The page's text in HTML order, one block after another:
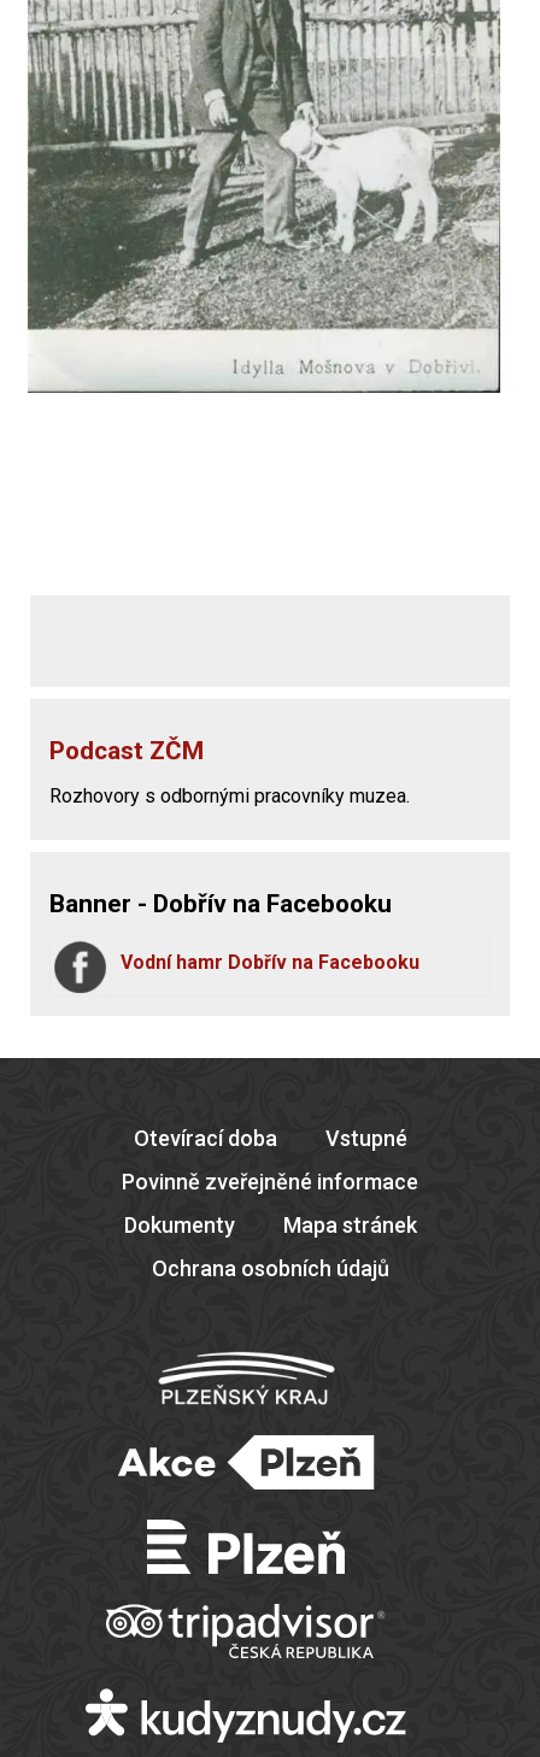
Podcast ZČM
Rozhovory s odbornými pracovníky muzea.
Banner - Dobřív na Facebooku
Vodní hamr Dobřív na Facebooku
Otevírací doba
Vstupné
Povinně zveřejněné informace
Dokumenty
Mapa stránek
Ochrana osobních údajů